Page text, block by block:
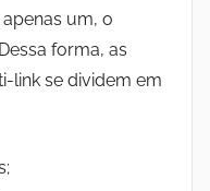
um, o
forma, as
link se dividem em